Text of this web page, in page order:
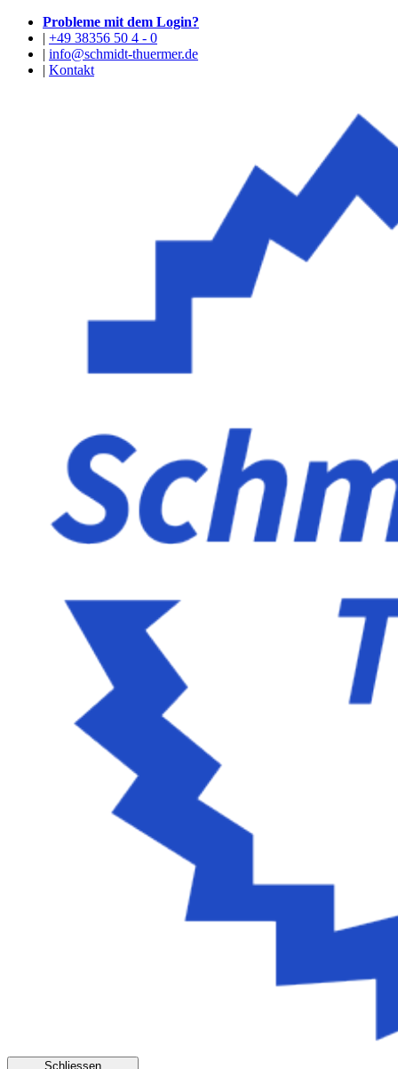
Probleme mit dem Login?
| +49 38356 50 4 - 0
| info@schmidt-thuermer.de
| Kontakt
Schliessen